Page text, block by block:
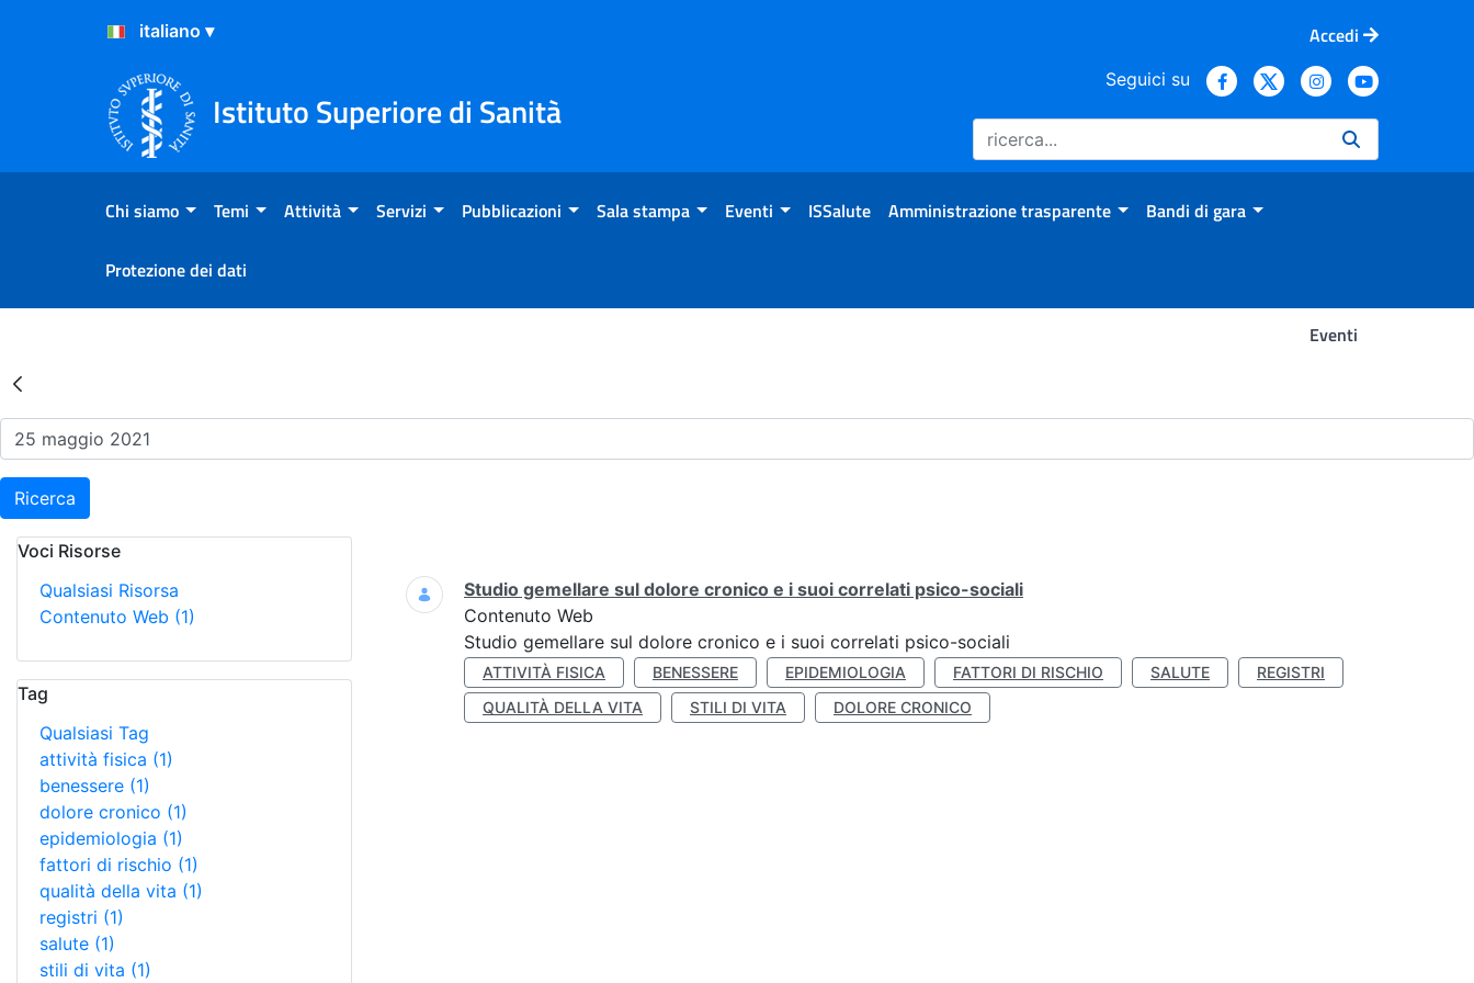
Salta al Contenuto
Salta al Footer
Accedi
Istituto Superiore di Sanità
Seguici su
Chi siamo Temi Attività Servizi Pubblicazioni Sala stampa Eventi ISSalute Amministrazione trasparente Bandi di gara
Protezione dei dati
Eventi
Risultati della Ricerca - Eventi
Ricerca
Voci Risorse
Qualsiasi Risorsa
Contenuto Web (1)
Tag
Qualsiasi Tag
attività fisica (1)
benessere (1)
dolore cronico (1)
epidemiologia (1)
fattori di rischio (1)
qualità della vita (1)
registri (1)
salute (1)
stili di vita (1)
Ricerca
Studio gemellare sul dolore cronico e i suoi correlati psico-sociali
Contenuto Web
Studio gemellare sul dolore cronico e i suoi correlati psico-sociali
ATTIVITÀ FISICA BENESSERE EPIDEMIOLOGIA FATTORI DI RISCHIO SALUTE
REGISTRI
QUALITÀ DELLA VITA
STILI DI VITA DOLORE CRONICO